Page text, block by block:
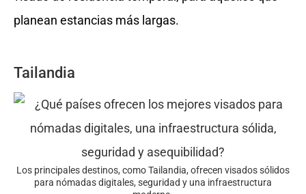
planean estancias más largas.
Tailandia
Los principales destinos, como Tailandia, ofrecen visados sólidos
para nómadas digitales, seguridad y una infraestructura